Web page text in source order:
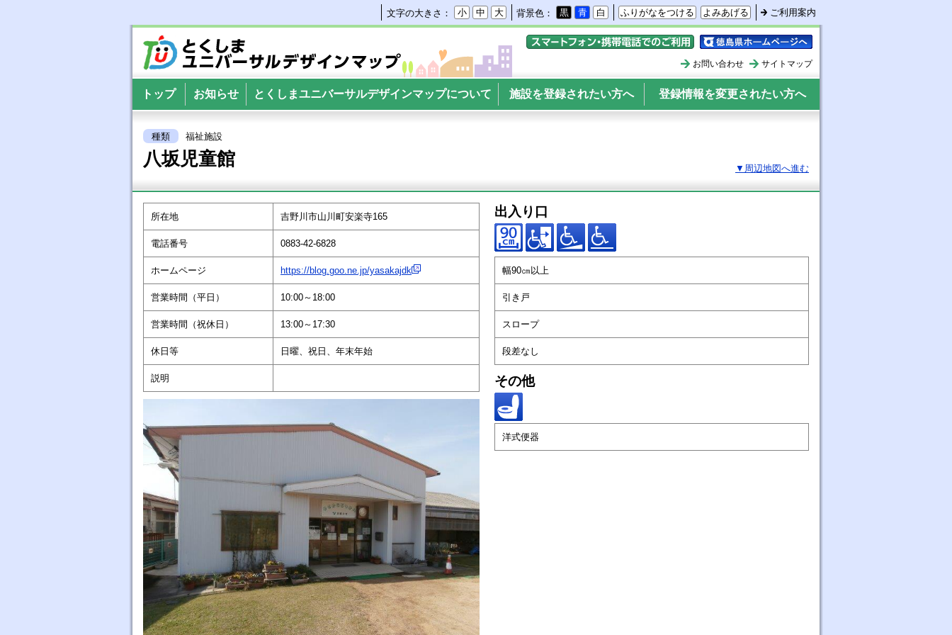
文字の大きさ： 小 中 大 背景色： 黒 青 白 ふりがなをつける よみあげる ご利用案内
とくしまユニバーサルデザインマップ
お問い合わせ
サイトマップ
トップ お知らせ とくしまユニバーサルデザインマップについて 施設を登録されたい方へ 登録情報を変更されたい方へ
種類 福祉施設
八坂児童館 ▼周辺地図へ進む
所在地 吉野川市山川町安楽寺165
電話番号 0883-42-6828
ホームページ https://blog.goo.ne.jp/yasakajdk
営業時間（平日） 10:00～18:00
営業時間（祝休日） 13:00～17:30
休日等 日曜、祝日、年末年始
説明
出入り口
幅90㎝以上
引き戸
スロープ
段差なし
その他
洋式便器